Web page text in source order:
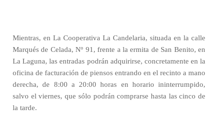
Mientras, en La Cooperativa La Candelaria, situada en la calle
Marqués de Celada, Nº 91, frente a la ermita de San Benito, en
La Laguna, las entradas podrán adquirirse, concretamente en la
oficina de facturación de piensos entrando en el recinto a mano
derecha, de 8:00 a 20:00 horas en horario ininterrumpido,
salvo el viernes, que sólo podrán comprarse hasta las cinco de
la tarde.